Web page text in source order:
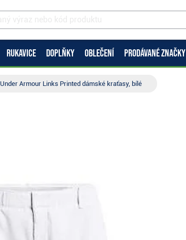
RUKAVICE DOPLŇKY OBLEČENÍ PRODÁVANÉ ZNAČKY
Under Armour Links Printed dámské kraťasy, bílé